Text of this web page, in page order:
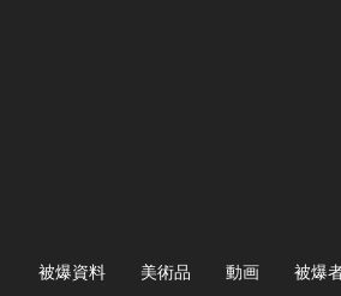
被爆資料 美術品 動画 被爆